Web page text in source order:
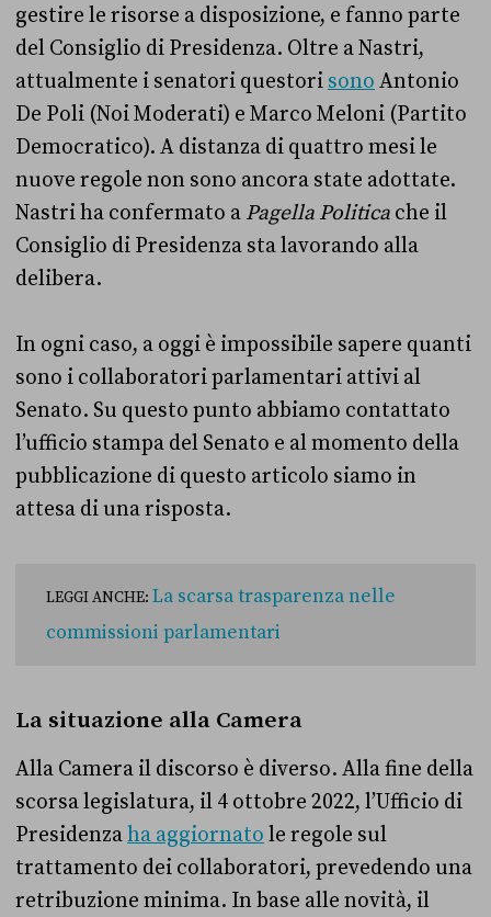
gestire le risorse a disposizione, e fanno parte
del Consiglio di Presidenza. Oltre a Nastri,
attualmente i senatori questori sono Antonio
De Poli (Noi Moderati) e Marco Meloni (Partito
Democratico). A distanza di quattro mesi le
nuove regole non sono ancora state adottate.
Nastri ha confermato a Pagella Politica che il
Consiglio di Presidenza sta lavorando alla
delibera.
In ogni caso, a oggi è impossibile sapere quanti
sono i collaboratori parlamentari attivi al
Senato. Su questo punto abbiamo contattato
l’ufficio stampa del Senato e al momento della
pubblicazione di questo articolo siamo in
attesa di una risposta.
LEGGI ANCHE: La scarsa trasparenza nelle
commissioni parlamentari
La situazione alla Camera
Alla Camera il discorso è diverso. Alla fine della
scorsa legislatura, il 4 ottobre 2022, l’Ufficio di
Presidenzaha aggiornato le regole sul
trattamento dei collaboratori, prevedendo una
retribuzione minima. In base alle novità, il